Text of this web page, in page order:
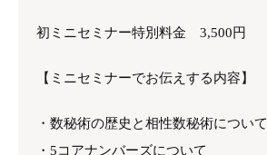
初ミニセミナー特別料金 3,500円
【ミニセミナーでお伝えする内容】
・数秘術の歴史と相性数秘術について
・5コアナンバーズについて